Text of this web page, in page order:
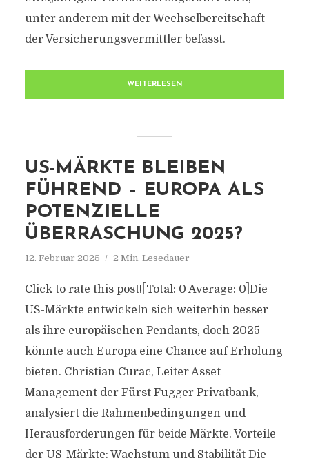
unter anderem mit der Wechselbereitschaft
der Versicherungsvermittler befasst.
WEITERLESEN
US-MÄRKTE BLEIBEN
FÜHREND – EUROPA ALS
POTENZIELLE
ÜBERRASCHUNG 2025?
12. Februar 2025 2 Min. Lesedauer
Click to rate this post![Total: 0 Average: 0]Die
US-Märkte entwickeln sich weiterhin besser
als ihre europäischen Pendants, doch 2025
könnte auch Europa eine Chance auf Erholung
bieten. Christian Curac, Leiter Asset
Management der Fürst Fugger Privatbank,
analysiert die Rahmenbedingungen und
Herausforderungen für beide Märkte. Vorteile
der US-Märkte: Wachstum und Stabilität Die